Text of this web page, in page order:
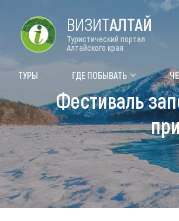
Форум VISIT ALTAI
Туры
ВИЗИТАЛТАЙ
Туристический портал
Алтайского края
ТУРЫ ГДЕ ПОБЫВАТЬ
Фестиваль